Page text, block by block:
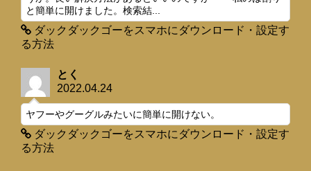
と簡単に開けました。検索結...
ダックダックゴーをスマホにダウンロード・設定す
る方法
とく
2022.04.24
ヤフーやグーグルみたいに簡単に開けない。
ダックダックゴーをスマホにダウンロード・設定す
る方法